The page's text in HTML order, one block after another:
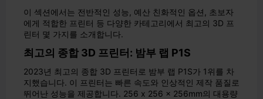
이 섹션에서는 전반적인 성능, 예산 친화적인 옵션, 초보자
에게 적합한 프린터 등 다양한 카테고리에서 최고의 3D 프
린터 몇 가지를 소개합니다.
최고의 종합 3D 프린터: 밤부 랩 P1S
2023년 최고의 종합 3D 프린터로 밤부 랩 P1S가 1위를 차
지했습니다. 이 프린터는 빠른 속도와 인상적인 제작 품질로
뛰어난 성능을 제공합니다. 256 x 256 x 256mm의 대용량